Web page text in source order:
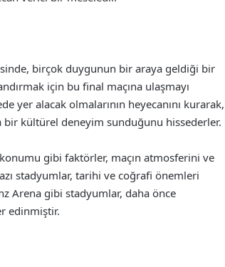
birçok duygunun bir araya geldiği bir
için bu final maçına ulaşmayı
yer alacak olmalarının heyecanını kurarak,
kültürel deneyim sunduğunu hissederler.
gibi faktörler, maçın atmosferini ve
stadyumlar, tarihi ve coğrafi önemleri
Arena gibi stadyumlar, daha önce
edinmiştir.